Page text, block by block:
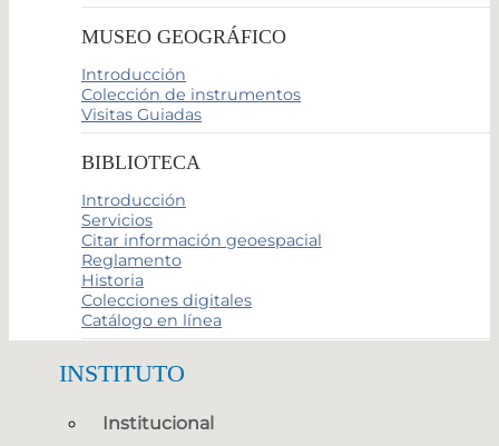
MUSEO GEOGRÁFICO
Introducción
Colección de instrumentos
Visitas Guiadas
BIBLIOTECA
Introducción
Servicios
Citar información geoespacial
Reglamento
Historia
Colecciones digitales
Catálogo en línea
INSTITUTO
Institucional